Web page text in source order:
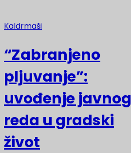
Kaldrmaši
“Zabranjeno
pljuvanje”:
uvođenje javnog
reda u gradski
život